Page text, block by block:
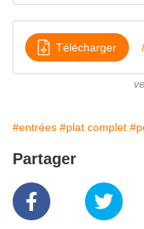
Télécharger
#entrées #plat complet
Partager